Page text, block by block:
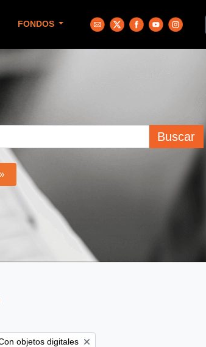
FONDOS
Buscar
filter:
objetos digitales